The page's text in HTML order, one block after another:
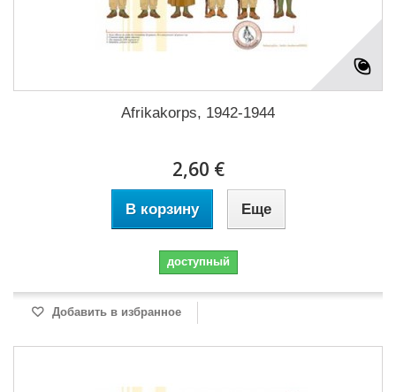
Afrikakorps, 1942-1944
2,60 €
В корзину Еще
доступный
Добавить в избранное